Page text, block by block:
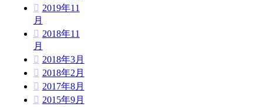
2019年11
月
2018年11
月
2018年3月
2018年2月
2017年8月
2015年9月